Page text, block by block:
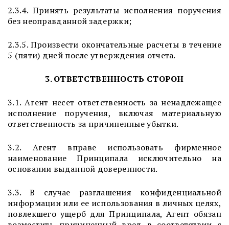
2.3.4. Принять результаты исполнения поручения
без неоправданной задержки;
2.3.5. Произвести окончательные расчеты в течение
5 (пяти) дней после утверждения отчета.
3. ОТВЕТСТВЕННОСТЬ СТОРОН
3.1. Агент несет ответственность за ненадлежащее
исполнение поручения, включая материальную
ответственность за причиненные убытки.
3.2. Агент вправе использовать фирменное
наименование Принципала исключительно на
основании выданной доверенности.
3.3. В случае разглашения конфиденциальной
информации или ее использования в личных целях,
повлекшего ущерб для Принципала, Агент обязан